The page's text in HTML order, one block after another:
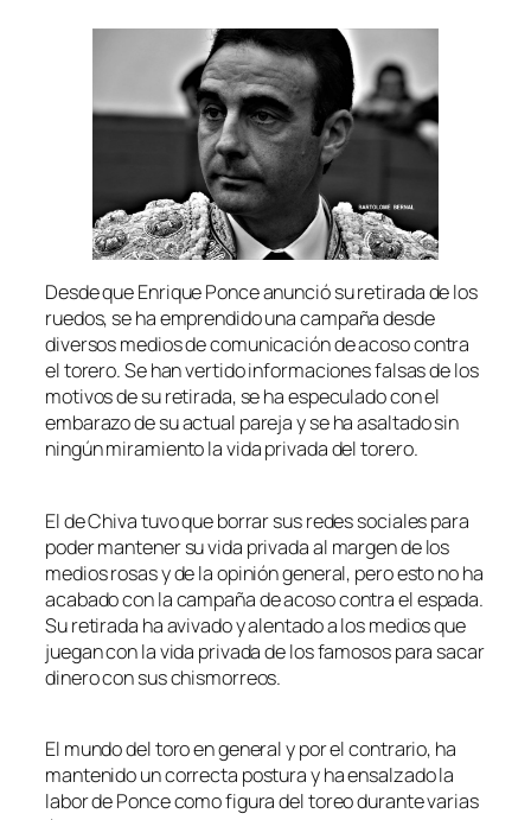
Desde que Enrique Ponce anunció su retirada de los
ruedos, se ha emprendido una campaña desde
diversos medios de comunicación de acoso contra
el torero. Se han vertido informaciones falsas de los
motivos de su retirada, se ha especulado con el
embarazo de su actual pareja y se ha asaltado sin
ningún miramiento la vida privada del torero.
El de Chiva tuvo que borrar sus redes sociales para
poder mantener su vida privada al margen de los
medios rosas y de la opinión general, pero esto no ha
acabado con la campaña de acoso contra el espada.
Su retirada ha avivado y alentado a los medios que
juegan con la vida privada de los famosos para sacar
dinero con sus chismorreos.
El mundo del toro en general y por el contrario, ha
mantenido un correcta postura y ha ensalzado la
labor de Ponce como figura del toreo durante varias